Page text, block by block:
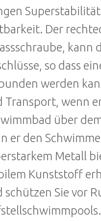
Der
kann
so dass
werden
Transport, wenn
über
er den
Metall
Kunststoff
schützen Sie vor